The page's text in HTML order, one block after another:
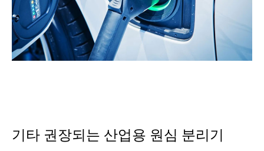
기타 권장되는 산업용 원심 분리기